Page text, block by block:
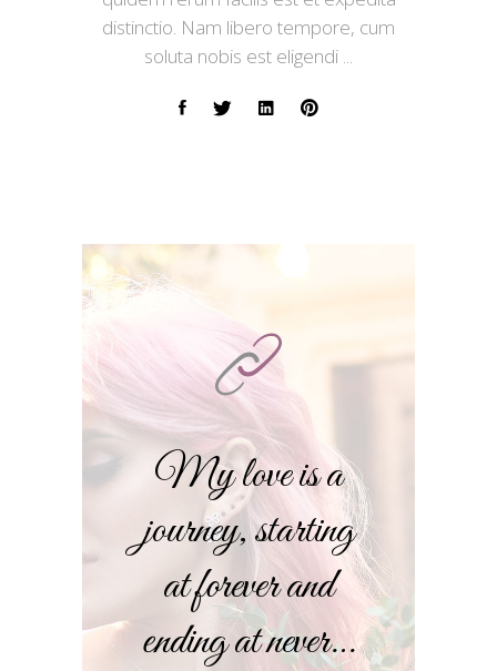
distinctio. Nam libero tempore, cum
soluta nobis est eligendi
My love is a
journey, starting
at forever and
ending at never…